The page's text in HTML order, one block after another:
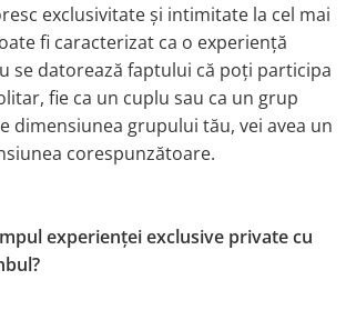
exclusivitate și intimitate la cel mai
fi caracterizat ca o experiență
se datorează faptului că poți participa
fie ca un cuplu sau ca un grup
dimensiunea grupului tău, vei avea un
corespunzătoare.
experienței exclusive private cu